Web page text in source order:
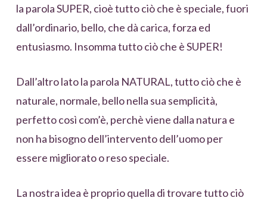
la parola SUPER, cioè tutto ciò che è speciale, fuori
dall’ordinario, bello, che dà carica, forza ed
entusiasmo. Insomma tutto ciò che è SUPER!
Dall’altro lato la parola NATURAL, tutto ciò che è
naturale, normale, bello nella sua semplicità,
perfetto così com’è, perchè viene dalla natura e
non ha bisogno dell’intervento dell’uomo per
essere migliorato o reso speciale.
La nostra idea è proprio quella di trovare tutto ciò